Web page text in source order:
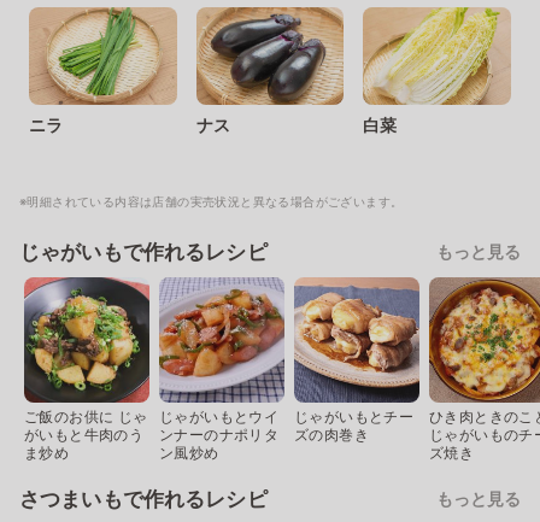
ニラ ナス 白菜
※明細されている内容は店舗の実売状況と異なる場合がございます。
じゃがいもで作れるレシピ もっと見る
ご飯のお供に じゃ
がいもと牛肉のう
ま炒め
じゃがいもとウイ
ンナーのナポリタ
ン風炒め
じゃがいもとチー
ズの肉巻き
ひき肉ときのこ
じゃがいものチ
ズ焼き
さつまいもで作れるレシピ もっと見る